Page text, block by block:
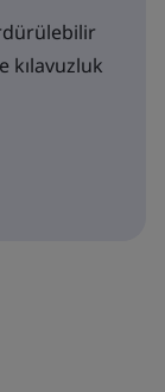
kılavuzluk